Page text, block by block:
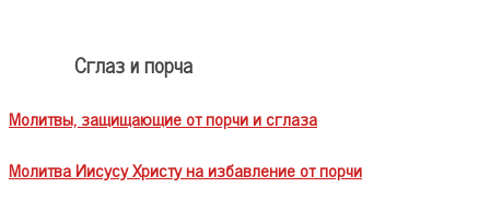
Сглаз и порча
Молитвы, защищающие от порчи и сглаза
Молитва Иисусу Христу на избавление от порчи